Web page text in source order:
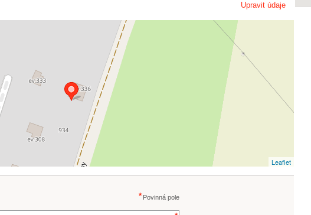
Upravit údaje
Leaflet
Povinná pole